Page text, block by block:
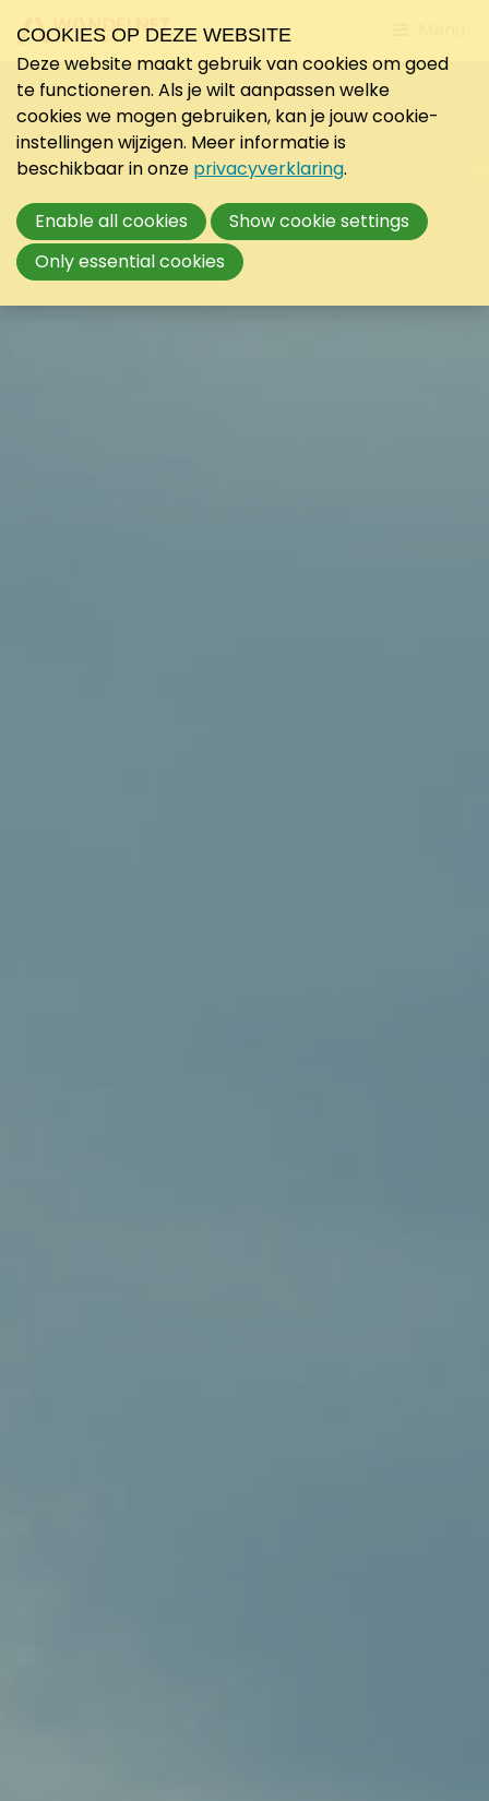
to
COOKIES OP DEZE WEBSITE
Deze website maakt gebruik van cookies om goed
te functioneren. Als je wilt aanpassen welke
cookies we mogen gebruiken, kan je jouw cookie-
instellingen wijzigen. Meer informatie is
beschikbaar in onze privacyverklaring.
Enable all cookies
Show cookie settings
Only essential cookies